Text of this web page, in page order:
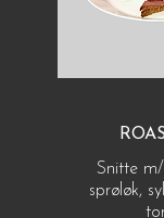
Snitte
sprøløk,